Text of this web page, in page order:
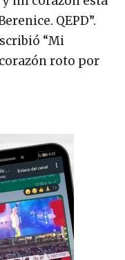
QEPD”.
“Mi
roto por